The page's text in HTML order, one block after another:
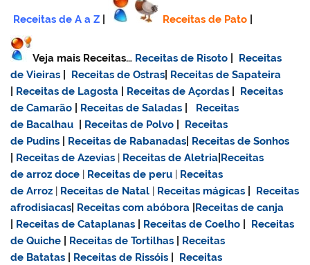
Receitas de A a Z Receitas de Pato
Veja mais Receitas… Receitas de Risoto
Receitas
de Vieiras
Receitas de Ostras
Receitas de Sapateira
Receitas de Lagosta Receitas de Açordas
Receitas
de Camarão
Receitas de Saladas
Receitas
de Bacalhau
Receitas de Polvo
Receitas
de Pudins
Receitas de Rabanadas
Receitas de Sonhos
Receitas de Azevias Receitas de Aletria Receitas
dearroz doce Receitas de peru
Receitas
de Arroz
Receitas de Natal Receitas mágicas
Receitas
afrodisiacas
Receitas com abóbora
Receitas de canja
Receitas de Cataplanas Receitas de Coelho
Receitas
de Quiche
Receitas de Tortilhas
Receitas
de Batatas
Receitas de Rissóis
Receitas